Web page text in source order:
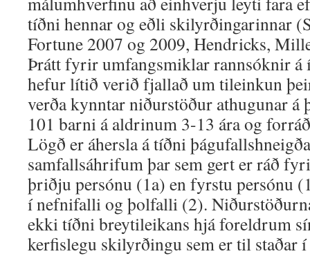
tíðni hennar og eðli skilyrðingarinnar
Fortune 2007 og 2009, Hendricks,
Þrátt fyrir umfangsmiklar rannsóknir
hefur lítið verið fjallað um tileinkun
verða kynntar niðurstöður athugunar á
101 barni á aldrinum 3-13 ára og
Lögð er áhersla á tíðni
samfallsáhrifum þar sem gert er ráð
þriðju persónu (1a) en fyrstu persónu
í nefnifalli og þolfalli (2).
ekki tíðni breytileikans hjá foreldrum
kerfislegu skilyrðingu sem er til staðar